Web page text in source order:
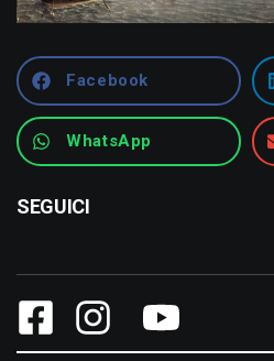
Facebook
WhatsApp
SEGUICI